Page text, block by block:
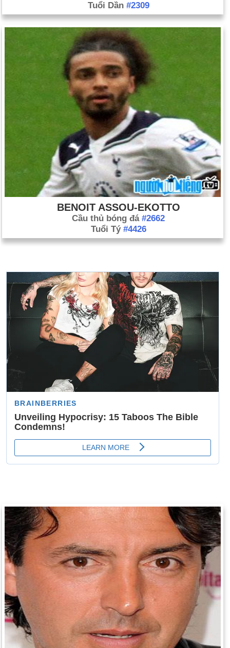
Tuổi Dần #2309
BENOIT ASSOU-EKOTTO
Cầu thủ bóng đá #2662
Tuổi Tý #4426